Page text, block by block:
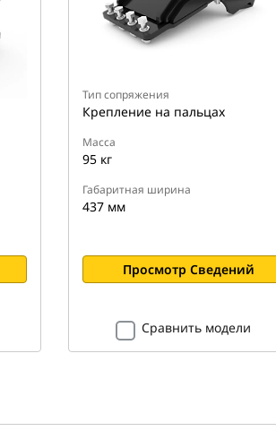
Тип сопряжения
Крепление на пальцах
Масса
95 кг
Габаритная ширина
437 мм
Просмотр Сведений
Сравнить модели